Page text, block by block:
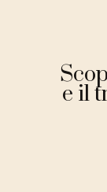
e il